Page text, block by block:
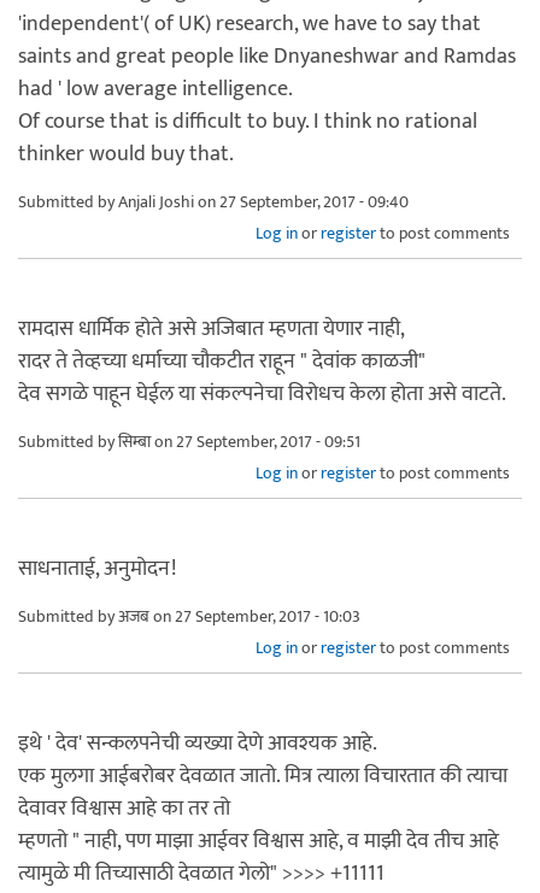
'independent'( of UK) research, we have to say that
saints and great people like Dnyaneshwar and Ramdas
had ' low average intelligence.
Of course that is difficult to buy. I think no rational
thinker would buy that.
Submitted byAnjali Joshion 27 September, 2017 - 09:40
Log inorregisterto post comments
रामदास धार्मिक होते असे अजिबात म्हणता येणार नाही,
रादर ते तेव्हच्या धर्माच्या चौकटीत राहून " देवांक काळजी"
देव सगळे पाहून घेईल या संकल्पनेचा विरोधच केला होता असे वाटते.
Submitted byसिम्बाon 27 September, 2017 - 09:51
Log inorregisterto post comments
साधनाताई, अनुमोदन!
Submitted byअजबon 27 September, 2017 - 10:03
Log inorregisterto post comments
इथे ' देव' सन्कलपनेची व्यख्या देणे आवश्यक आहे.
एक मुलगा आईबरोबर देवळात जातो. मित्र त्याला विचारतात की त्याचा
देवावर विश्वास आहे का तर तो
म्हणतो " नाही, पण माझा आईवर विश्वास आहे, व माझी देव तीच आहे
त्यामुळे मी तिच्यासाठी देवळात गेलो" >>>> +11111